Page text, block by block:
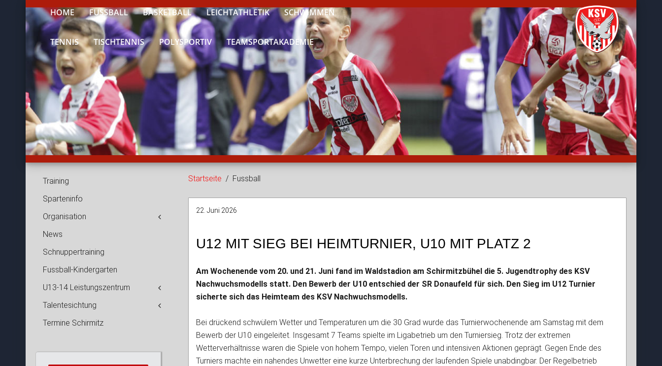
HOME FUSSBALL BASKETBALL LEICHTATHLETIK SCHWIMMEN
TENNIS TISCHTENNIS POLYSPORTIV TEAMSPORTAKADEMIE
Startseite Fussball
22. Juni 2026
U12 MIT SIEG BEI HEIMTURNIER, U10 MIT PLATZ 2
Am Wochenende vom 20. und 21. Juni fand im Waldstadion am Schirmitzbühel die 5. Jugendtrophy des KSV
Nachwuchsmodells statt. Den Bewerb der U10 entschied der SR Donaufeld für sich. Den Sieg im U12 Turnier
sicherte sich das Heimteam des KSV Nachwuchsmodells.
Bei drückend schwülem Wetter und Temperaturen um die 30 Grad wurde das Turnierwochenende am Samstag mit dem
Bewerb der U10 eingeleitet. Insgesamt 7 Teams spielte im Ligabetrieb um den Turniersieg. Trotz der extremen
Wetterverhältnisse waren die Spiele von hohem Tempo, vielen Toren und intensiven Aktionen geprägt. Gegen Ende des
Turniers machte ein nahendes Unwetter eine kurze Unterbrechung der laufenden Spiele unabdingbar. Der Regelbetrieb
Training
Sparteninfo
Organisation
News
Schnuppertraining
Fussball-Kindergarten
U13-14 Leistungszentrum
Talentesichtung
Termine Schirmitz